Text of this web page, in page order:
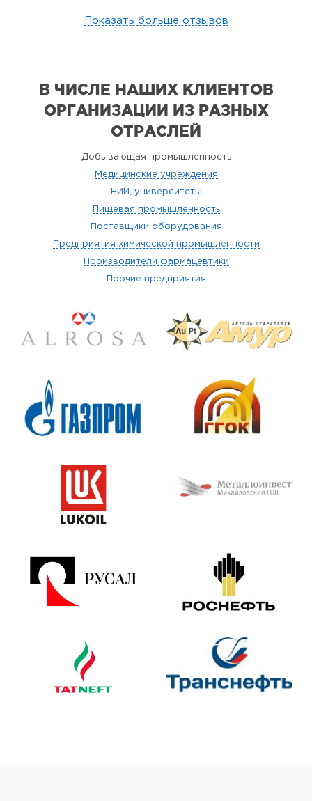
Показать больше отзывов
В ЧИСЛЕ НАШИХ КЛИЕНТОВ
ОРГАНИЗАЦИИ ИЗ РАЗНЫХ
ОТРАСЛЕЙ
Добывающая промышленность
Медицинские учреждения
НИИ, университеты
Пищевая промышленность
Поставщики оборудования
Предприятия химической промышленности
Производители фармацевтики
Прочие предприятия